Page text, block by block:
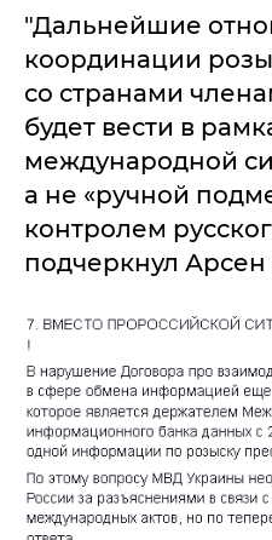
"Дальнейшие
координации
со странами
будет вести в
международной
а не «ручной
контролем
подчеркнул Арсен